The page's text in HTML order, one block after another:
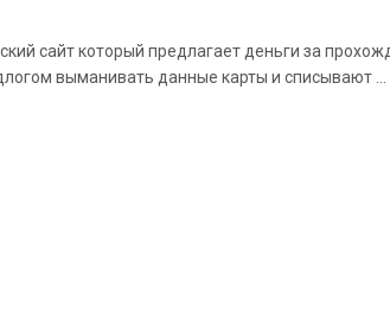
сайт который предлагает деньги за
выманивать данные карты и списывают ...